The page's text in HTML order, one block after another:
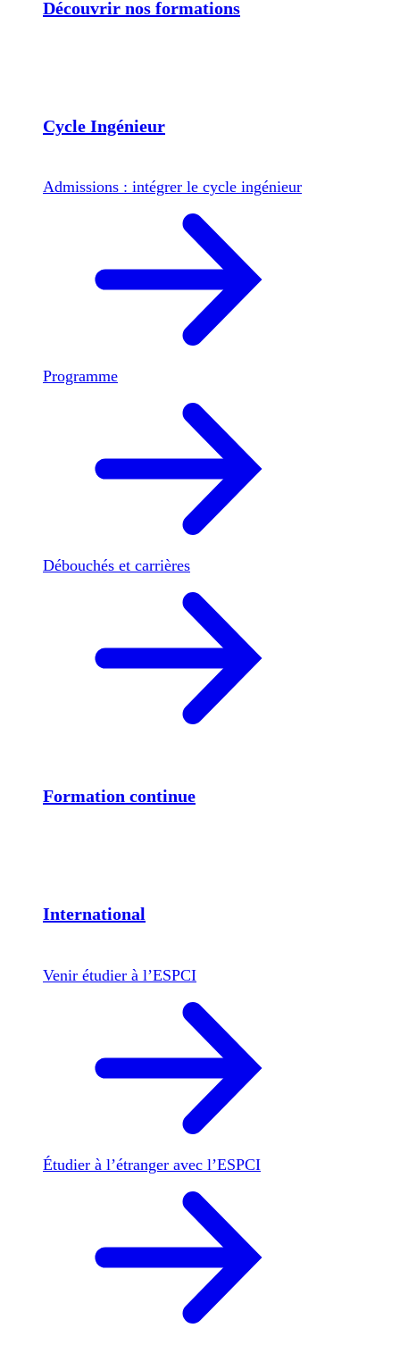
Découvrir nos formations
Cycle Ingénieur
Admissions : intégrer le cycle ingénieur
Programme
Débouchés et carrières
Formation continue
International
Venir étudier à l’ESPCI
Étudier à l’étranger avec l’ESPCI